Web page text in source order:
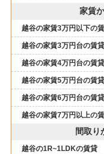
家賃
越谷の家賃3万円以下の
越谷の家賃3万円台の賃貸
越谷の家賃4万円台の賃貸
越谷の家賃5万円台の賃貸
越谷の家賃6万円台の賃貸
越谷の家賃7万円以上の
間取り
越谷の1R~1LDKの賃貸